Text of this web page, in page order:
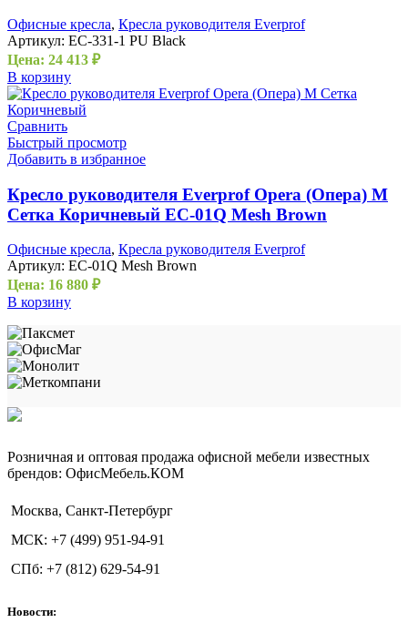
Офисные кресла, Кресла руководителя Everprof
Артикул: EC-331-1 PU Black
Цена: 24 413 ₽
В корзину
Сравнить
Быстрый просмотр
Добавить в избранное
Кресло руководителя Everprof Opera (Опера) M
Сетка Коричневый EC-01Q Mesh Brown
Офисные кресла, Кресла руководителя Everprof
Артикул: EC-01Q Mesh Brown
Цена: 16 880 ₽
В корзину
Розничная и оптовая продажа офисной мебели известных
брендов: ОфисМебель.КОМ
Москва, Санкт-Петербург
МСК: +7 (499) 951-94-91
СПб: +7 (812) 629-54-91
Новости: